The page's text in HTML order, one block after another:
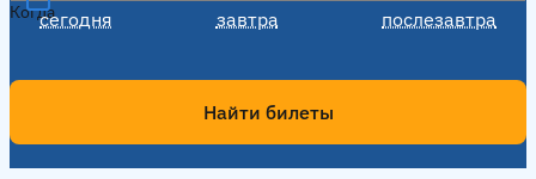
сегодня завтра послезавтра
Когда
Найти билеты